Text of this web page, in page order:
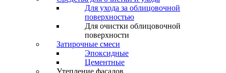
Для ухода за облицовочной
поверхностью
Для очистки облицовочной
поверхности
Затирочные смеси
Эпоксидные
Цементные
Утепление фасадов